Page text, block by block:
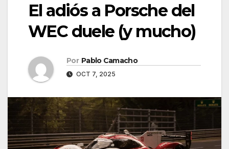
El adiós a Porsche del
WEC duele (y mucho)
Por Pablo Camacho
OCT 7, 2025